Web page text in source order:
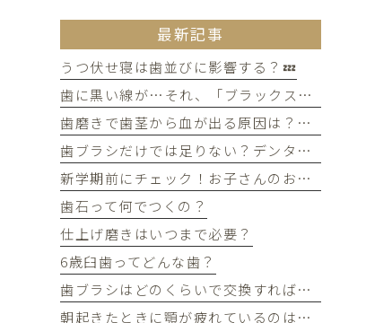
最新記事
うつ伏せ寝は歯並びに影響する？💤
歯に黒い線が…それ、「ブラックステイン」かもしれません！
歯磨きで歯茎から血が出る原因は？痛みがなくても受診すべき判断基準
歯ブラシだけでは足りない？デンタルフロスを使うメリット
新学期前にチェック！お子さんのお口の健康、大丈夫？
歯石って何でつくの？
仕上げ磨きはいつまで必要？
6歳臼歯ってどんな歯？
歯ブラシはどのくらいで交換すればいい？
朝起きたときに顎が疲れているのは歯ぎしりが原因？